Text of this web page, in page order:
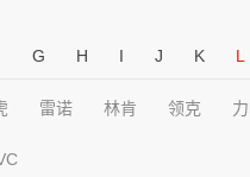
G H I J K L
雷诺 林肯 领克